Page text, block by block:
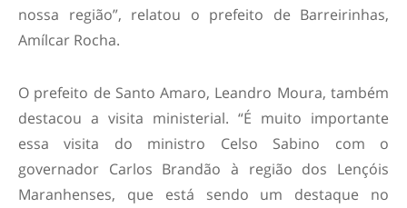
nossa região”, relatou o prefeito de Barreirinhas,
Amílcar Rocha.
O prefeito de Santo Amaro, Leandro Moura, também
destacou a visita ministerial. “É muito importante
essa visita do ministro Celso Sabino com o
governador Carlos Brandão à região dos Lençóis
Maranhenses, que está sendo um destaque no